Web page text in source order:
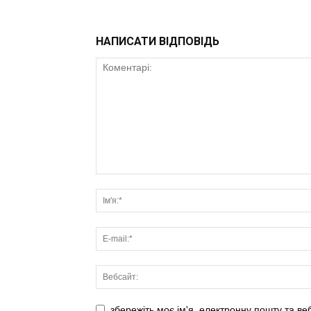
НАПИСАТИ ВІДПОВІДЬ